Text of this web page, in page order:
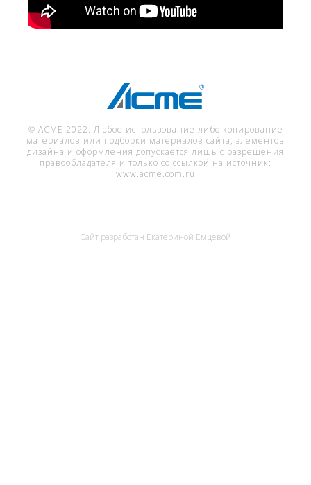
© ACME 2022. Любое использование либо копирование
материалов или подборки материалов сайта, элементов
дизайна и оформления допускается лишь с разрешения
правообладателя и только со ссылкой на источник:
www.acme.com.ru
Сайт разработан Екатериной Емцевой